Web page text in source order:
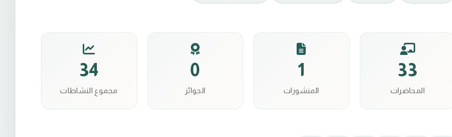
33
المحاضرات
1
المنشورات
0
الجوائز
34
مجموع النشاطات